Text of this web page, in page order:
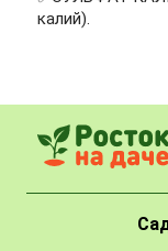
калий).